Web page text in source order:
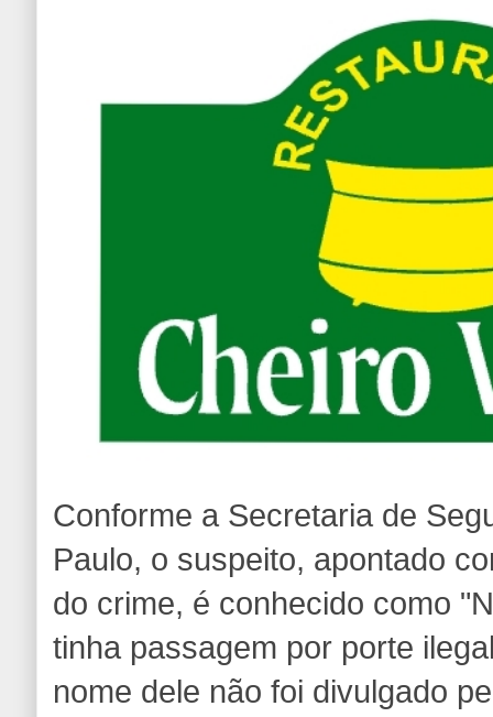
Conforme a Secretaria de
Paulo, o suspeito, apontado
do crime, é conhecido como
tinha passagem por porte
nome dele não foi divulgado